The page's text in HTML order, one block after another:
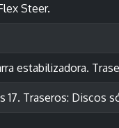
Steer.
estabilizadora.
Traseros: Discos